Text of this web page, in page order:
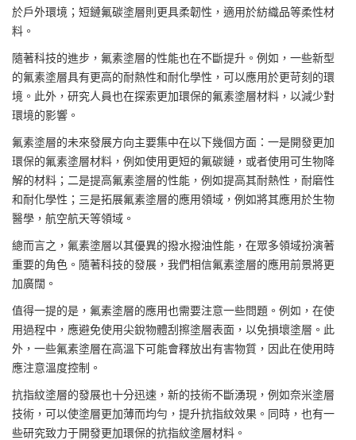
於戶外環境；短鏈氟碳塗層則更具柔韌性，適用於紡織品等柔性材
料。
隨著科技的進步，氟素塗層的性能也在不斷提升。例如，一些新型
的氟素塗層具有更高的耐熱性和耐化學性，可以應用於更苛刻的環
境。此外，研究人員也在探索更加環保的氟素塗層材料，以減少對
環境的影響。
氟素塗層的未來發展方向主要集中在以下幾個方面：一是開發更加
環保的氟素塗層材料，例如使用更短的氟碳鏈，或者使用可生物降
解的材料；二是提高氟素塗層的性能，例如提高其耐熱性，耐磨性
和耐化學性；三是拓展氟素塗層的應用領域，例如將其應用於生物
醫學，航空航天等領域。
總而言之，氟素塗層以其優異的撥水撥油性能，在眾多領域扮演著
重要的角色。隨著科技的發展，我們相信氟素塗層的應用前景將更
加廣闊。
值得一提的是，氟素塗層的應用也需要注意一些問題。例如，在使
用過程中，應避免使用尖銳物體刮擦塗層表面，以免損壞塗層。此
外，一些氟素塗層在高溫下可能會釋放出有害物質，因此在使用時
應注意溫度控制。
抗指紋塗層的發展也十分迅速，新的技術不斷湧現，例如奈米塗層
技術，可以使塗層更加薄而均勻，提升抗指紋效果。同時，也有一
些研究致力于開發更加環保的抗指紋塗層材料。